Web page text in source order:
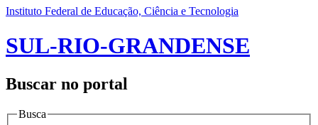
Instituto Federal de Educação, Ciência e Tecnologia
SUL-RIO-GRANDENSE
Buscar no portal
Busca